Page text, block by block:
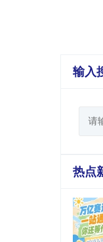
输入
热点